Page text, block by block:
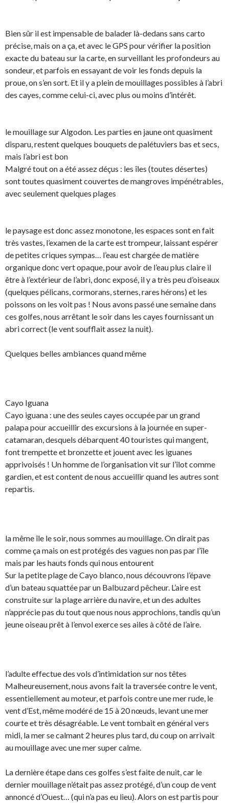
Bien sûr il est impensable de balader là-dedans sans carto
précise, mais on a ça, et avec le GPS pour vérifier la position
exacte du bateau sur la carte, en surveillant les profondeurs au
sondeur, et parfois en essayant de voir les fonds depuis la
proue, on s’en sort. Et il y a plein de mouillages possibles à l’abri
des cayes, comme celui-ci, avec plus ou moins d’intérêt.
le mouillage sur Algodon. Les parties en jaune ont quasiment
disparu, restent quelques bouquets de palétuviers bas et secs,
mais l’abri est bon
Malgré tout on a été assez déçus : les îles (toutes désertes)
sont toutes quasiment couvertes de mangroves impénétrables,
avec seulement quelques plages
le paysage est donc assez monotone, les espaces sont en fait
très vastes, l’examen de la carte est trompeur, laissant espérer
de petites criques sympas… l’eau est chargée de matière
organique donc vert opaque, pour avoir de l’eau plus claire il
être à l’extérieur de l’abri, donc exposé, il y a très peu d’oiseaux
(quelques pélicans, cormorans, sternes, rares hérons) et les
poissons on les voit pas ! Nous avons passé une semaine dans
ces golfes, nous arrêtant le soir dans les cayes fournissant un
abri correct (le vent soufflait assez la nuit).
Quelques belles ambiances quand même
Cayo Iguana
Cayo iguana : une des seules cayes occupée par un grand
palapa pour accueillir des excursions à la journée en super-
catamaran, desquels débarquent 40 touristes qui mangent,
font trempette et bronzette et jouent avec les iguanes
apprivoisés ! Un homme de l’organisation vit sur l’îlot comme
gardien, et est content de nous accueillir quand les autres sont
repartis.
la même île le soir, nous sommes au mouillage. On dirait pas
comme ça mais on est protégés des vagues non pas par l’île
mais par les hauts fonds qui nous entourent
Sur la petite plage de Cayo blanco, nous découvrons l’épave
d’un bateau squattée par un Balbuzard pêcheur. L’aire est
construite sur la plage arrière du navire, et un des adultes
n’apprécie pas du tout que nous nous approchions, tandis qu’un
jeune oiseau prêt à l’envol exerce ses ailes à côté de l’aire.
l’adulte effectue des vols d’intimidation sur nos têtes
Malheureusement, nous avons fait la traversée contre le vent,
essentiellement au moteur, et parfois contre une mer rude, le
vent d’Est, même modéré de 15 à 20 nœuds, levant une mer
courte et très désagréable. Le vent tombait en général vers
midi, la mer se calmant 2 heures plus tard, du coup on arrivait
au mouillage avec une mer super calme.
La dernière étape dans ces golfes s’est faite de nuit, car le
dernier mouillage n’était pas assez protégé, d’un coup de vent
annoncé d’Ouest… (qui n’a pas eu lieu). Alors on est partis pour